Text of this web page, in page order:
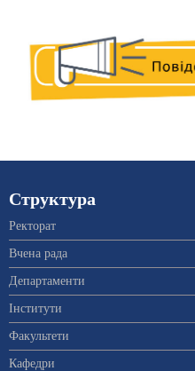
Структура
Ректорат
Вчена рада
Департаменти
Інститути
Факультети
Кафедри